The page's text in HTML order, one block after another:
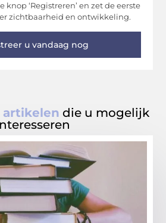
knop ‘Registreren’ en zet de eerste
zichtbaarheid en ontwikkeling.
u vandaag nog
artikelen die u mogelijk